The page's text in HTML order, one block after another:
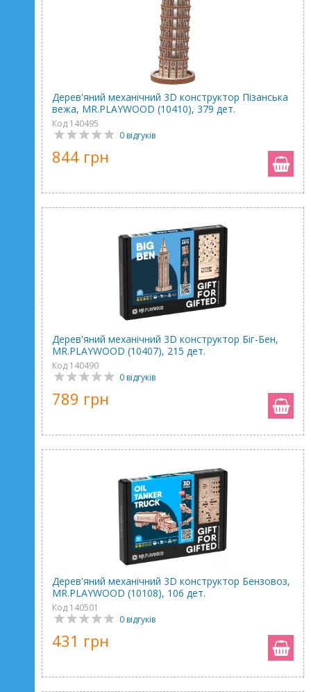
Дерев'яний механічний 3D конструктор Пізанська
вежа, MR.PLAYWOOD (10410), 379 дет.
Код 140495
0 відгуків
844 грн
Дерев'яний механічний 3D конструктор Біг-Бен,
MR.PLAYWOOD (10407), 215 дет.
Код 140490
0 відгуків
789 грн
Дерев'яний механічний 3D конструктор Бензовоз,
MR.PLAYWOOD (10108), 106 дет.
Код 140501
0 відгуків
431 грн